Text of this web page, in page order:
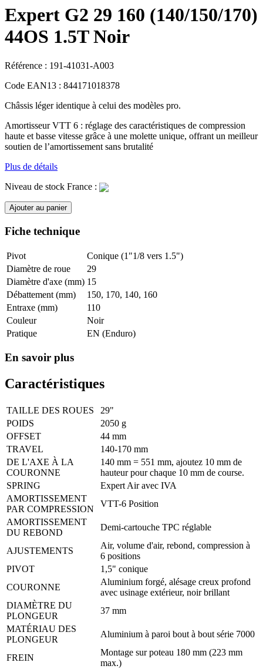
Expert G2 29 160 (140/150/170)
44OS 1.5T Noir
Référence : 191-41031-A003
Code EAN13 : 844171018378
Châssis léger identique à celui des modèles pro.
Amortisseur VTT 6 : réglage des caractéristiques de compression
haute et basse vitesse grâce à une molette unique, offrant un meilleur
soutien de l’amortissement sans brutalité
Plus de détails
Niveau de stock France :
Ajouter au panier
Fiche technique
Pivot
Conique (1"1/8 vers 1.5")
Diamètre de roue
29
Diamètre d'axe (mm) 15
Débattement (mm)
150, 170, 140, 160
Entraxe (mm)
110
Couleur
Noir
Pratique
EN (Enduro)
En savoir plus
Caractéristiques
TAILLE DES ROUES
29"
POIDS
2050 g
OFFSET
44 mm
TRAVEL
140-170 mm
DE L'AXE À LA
COURONNE
140 mm = 551 mm, ajoutez 10 mm de
hauteur pour chaque 10 mm de course.
SPRING
Expert Air avec IVA
AMORTISSEMENT
PAR COMPRESSION
VTT-6 Position
AMORTISSEMENT
DU REBOND
Demi-cartouche TPC réglable
AJUSTEMENTS
Air, volume d'air, rebond, compression à
6 positions
PIVOT
1,5" conique
COURONNE
Aluminium forgé, alésage creux profond
avec usinage extérieur, noir brillant
DIAMÈTRE DU
PLONGEUR
37 mm
MATÉRIAU DES
PLONGEUR
Aluminium à paroi bout à bout série 7000
FREIN
Montage sur poteau 180 mm (223 mm
max.)